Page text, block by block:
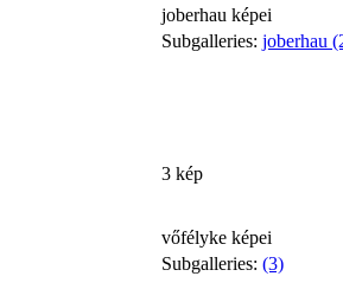
joberhau képei
Subgalleries: joberhau
3 kép
vőfélyke képei
Subgalleries: (3)